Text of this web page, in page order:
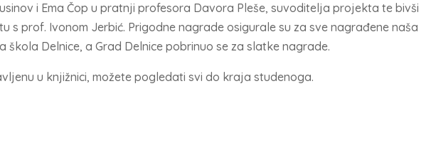
i Ema Čop u pratnji profesora Davora Pleše, suvoditelja projekta te bivši
s prof. Ivonom Jerbić. Prigodne nagrade osigurale su za sve nagrađene naša
škola Delnice, a Grad Delnice pobrinuo se za slatke nagrade.
u knjižnici, možete pogledati svi do kraja studenoga.